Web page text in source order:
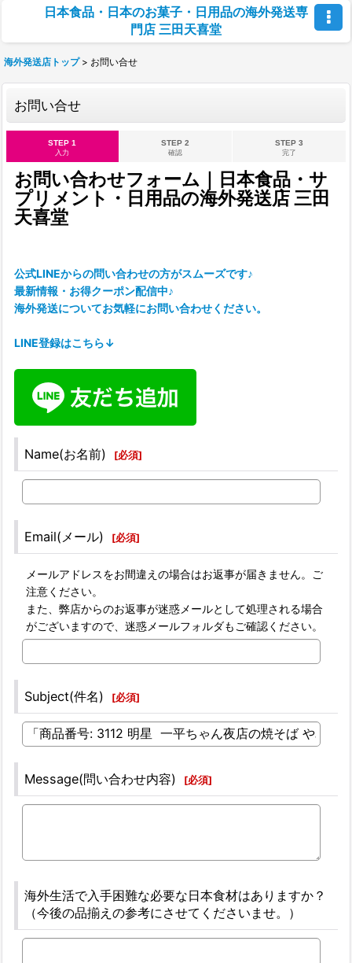
日本食品・日本のお菓子・日用品の海外発送専
門店 三田天喜堂
海外発送店トップ > お問い合せ
お問い合せ
STEP 1
入力
STEP 2
確認
STEP 3
完了
お問い合わせフォーム｜日本食品・サ
プリメント・日用品の海外発送店 三田
天喜堂
公式LINEからの問い合わせの方がスムーズです♪
最新情報・お得クーポン配信中♪
海外発送についてお気軽にお問い合わせください。
LINE登録はこちら↓
Name(お名前) [必須]
Email(メール) [必須]
メールアドレスをお間違えの場合はお返事が届きません。ご
注意ください。
また、弊店からのお返事が迷惑メールとして処理される場合
がございますので、迷惑メールフォルダもご確認ください。
Subject(件名) [必須]
Message(問い合わせ内容) [必須]
海外生活で入手困難な必要な日本食材はありますか？
（今後の品揃えの参考にさせてくださいませ。）